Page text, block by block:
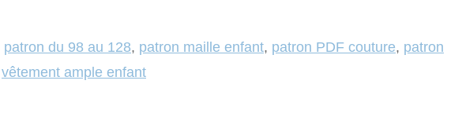
patron du 98 au 128, patron maille enfant, patron PDF couture, patron
vêtement ample enfant